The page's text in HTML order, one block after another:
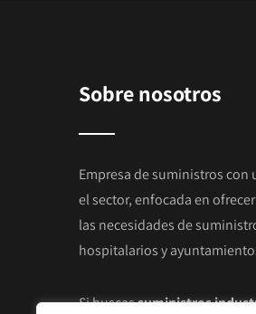
Sobre nosotros
Empresa de suministros con
el sector, enfocada en
las necesidades de
hospitalarios y
Si buscassuministros